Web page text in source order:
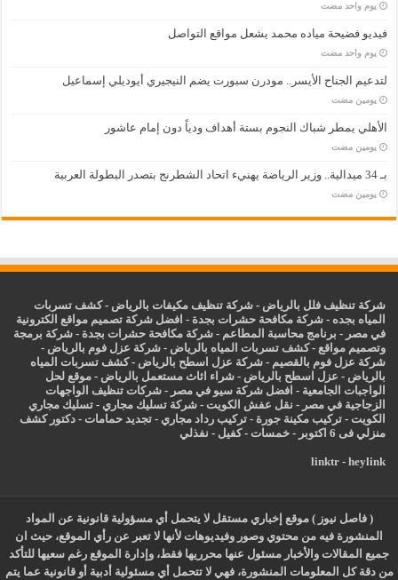
‏يوم واحد مضت
فيديو فضيحة مياده محمد يشعل مواقع التواصل
‏يوم واحد مضت
لتدعيم الجناح الأيسر.. مودرن سبورت يضم النيجيري أيوديلي إسماعيل
‏يومين مضت
الأهلي يمطر شباك النجوم بستة أهداف ودياً دون إمام عاشور
‏يومين مضت
بـ 34 ميدالية.. وزير الرياضة يهنيء اتحاد الشطرنج بتصدر البطولة العربية
‏يومين مضت
شركة تنظيف فلل بالرياض -شركة تنظيف مكيفات بالرياض -كشف تسربات
المياه بجده -شركة مكافحة حشرات بجدة - افضل شركة تصميم مواقع الكترونية
في مصر - برنامج محاسبة المطاعم -شركة مكافحة حشرات بجدة -شركة برمجة
وتصميم مواقع -كشف تسربات المياه بالرياض -شركة عزل فوم بالرياض -
شركة عزل فوم بالقصيم -شركة عزل اسطح بالرياض -كشف تسربات المياه
بالرياض - عزل اسطح بالرياض -شراء اثاث مستعمل بالرياض - موقع لحل
الواجبات الجامعية - افضل شركة سيو في مصر -شركات تنظيف الواجهات
الزجاجية في مصر - نقل عفش الكويت -شركة تسليك مجاري -تسليك مجاري
الكويت -تركيب مكينة جورة -تركيب رداد مجاري -تجديد حمامات -دكتور كشف
منزلي فى 6 اكتوبر
-خمسات -كفيل - نفذلي
linktr- heylink
( فاصل نيوز ) موقع إخباري مستقل لا يتحمل أي مسؤولية قانونية عن المواد
المنشورة فيه من محتوي وصور وفيديوهات لأنها لا تعبر عن رأي الموقع، حيث ان
جميع المقالات والأخبار مسئول عنها محرريها فقط، وإدارة الموقع رغم سعيها للتأكد
من دقة كل المعلومات المنشورة، فهي لا تتحمل أي مسئولية أدبية أو قانونية عما يتم